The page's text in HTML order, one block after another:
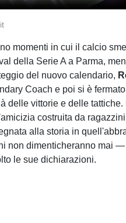
momenti in cui il calcio
della Serie A a Parma,
del nuovo calendario,
Coach e poi si è
delle vittorie e delle
costruita da
alla storia in
non dimenticheranno mai
le sue dichiarazioni.